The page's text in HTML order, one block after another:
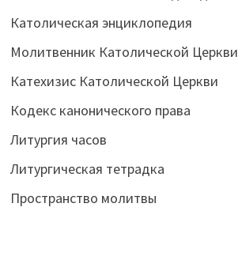
Католическая энциклопедия
Молитвенник Католической Церкви
Катехизис Католической Церкви
Кодекс канонического права
Литургия часов
Литургическая тетрадка
Пространство молитвы